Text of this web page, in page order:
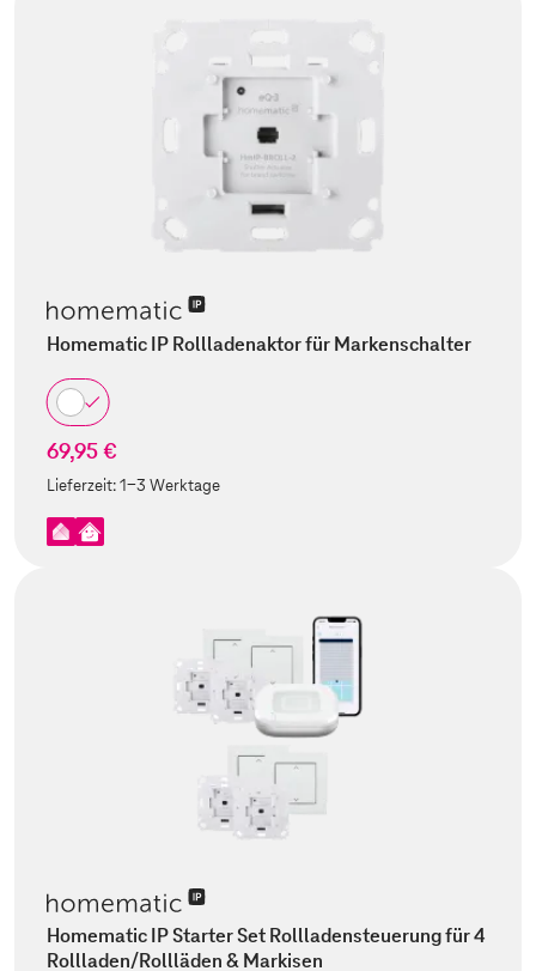
Homematic IP Rollladenaktor für Markenschalter
69,95 €
Lieferzeit:1-3 Werktage
Homematic IP Starter Set Rollladensteuerung für 4
Rollladen/Rollläden & Markisen